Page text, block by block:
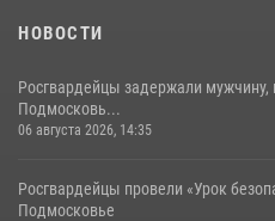
НОВОСТИ
Росгвардейцы задержали мужчину,
Подмосковь...
06 августа 2026, 14:35
Росгвардейцы провели «Урок
Подмосковье